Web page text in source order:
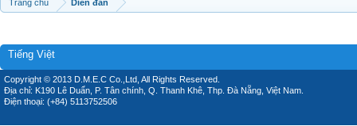
Trang chủ Diễn đàn
Tiếng Việt
Copyright © 2013 D.M.E.C Co.,Ltd, All Rights Reserved.
Địa chỉ: K190 Lê Duẩn, P. Tân chính, Q. Thanh Khê, Thp. Đà Nẵng, Việt Nam.
Điện thoại: (+84) 5113752506